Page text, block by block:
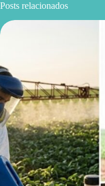
Posts relacionados